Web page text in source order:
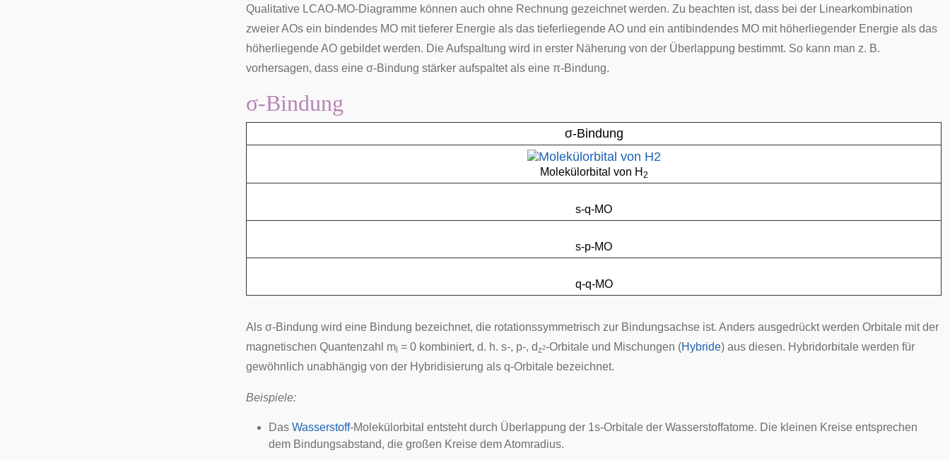
Qualitative LCAO-MO-Diagramme können auch ohne Rechnung gezeichnet werden. Zu beachten ist, dass bei der Linearkombination
zweier AOs ein bindendes MO mit tieferer Energie als das tieferliegende AO und ein antibindendes MO mit höherliegender Energie als das
höherliegende AO gebildet werden. Die Aufspaltung wird in erster Näherung von der Überlappung bestimmt. So kann man z. B.
vorhersagen, dass eine σ-Bindung stärker aufspaltet als eine π-Bindung.
σ-Bindung
σ-Bindung
Molekülorbital von H 2
s-q-MO
s-p-MO
q-q-MO
Als σ-Bindung wird eine Bindung bezeichnet, die rotationssymmetrisch zur Bindungsachse ist. Anders ausgedrückt werden Orbitale mit der
magnetischen Quantenzahl m = 0 kombiniert, d. h. s-, p-, dz2-Orbitale und Mischungen (Hybride) aus diesen. Hybridorbitale werden für
gewöhnlich unabhängig von der Hybridisierung als q-Orbitale bezeichnet.
Beispiele:
Das Wasserstoff-Molekülorbital entsteht durch Überlappung der 1s-Orbitale der Wasserstoffatome. Die kleinen Kreise entsprechen
dem Bindungsabstand, die großen Kreise dem Atomradius.